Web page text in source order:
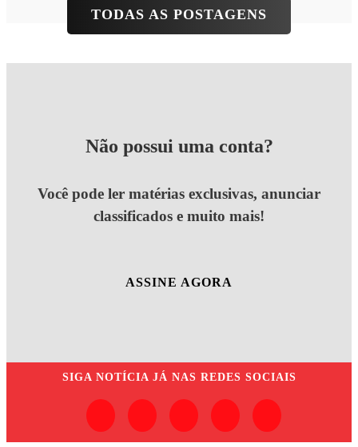
TODAS AS POSTAGENS
Não possui uma conta?
Você pode ler matérias exclusivas, anunciar
classificados e muito mais!
ASSINE AGORA
SIGA NOTÍCIA JÁ NAS REDES SOCIAIS